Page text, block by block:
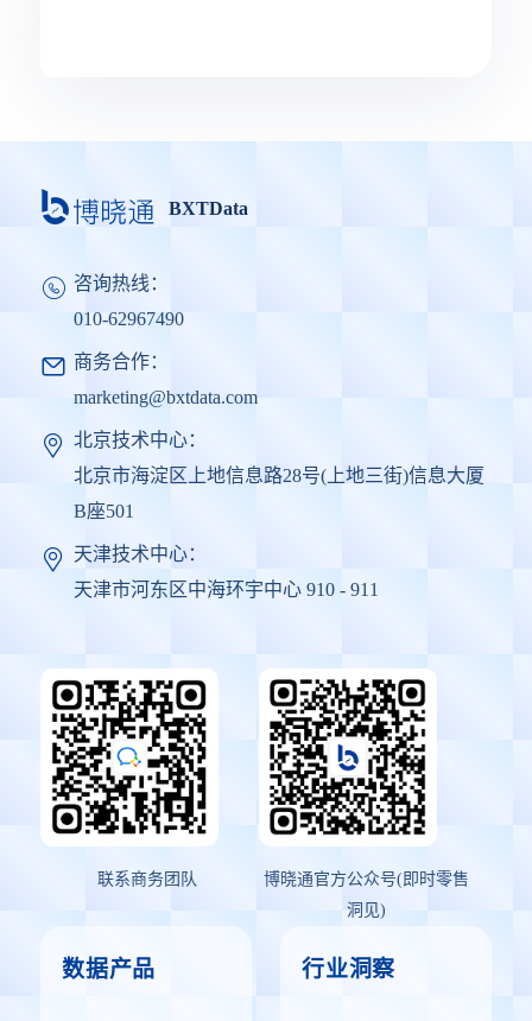
BXTData
咨询热线：
010-62967490
商务合作：
marketing@bxtdata.com
北京技术中心：
北京市海淀区上地信息路28号(上地三街)信息大厦
B座501
天津技术中心：
天津市河东区中海环宇中心 910 - 911
联系商务团队
博晓通官方公众号(即时零售
洞见)
数据产品 行业洞察